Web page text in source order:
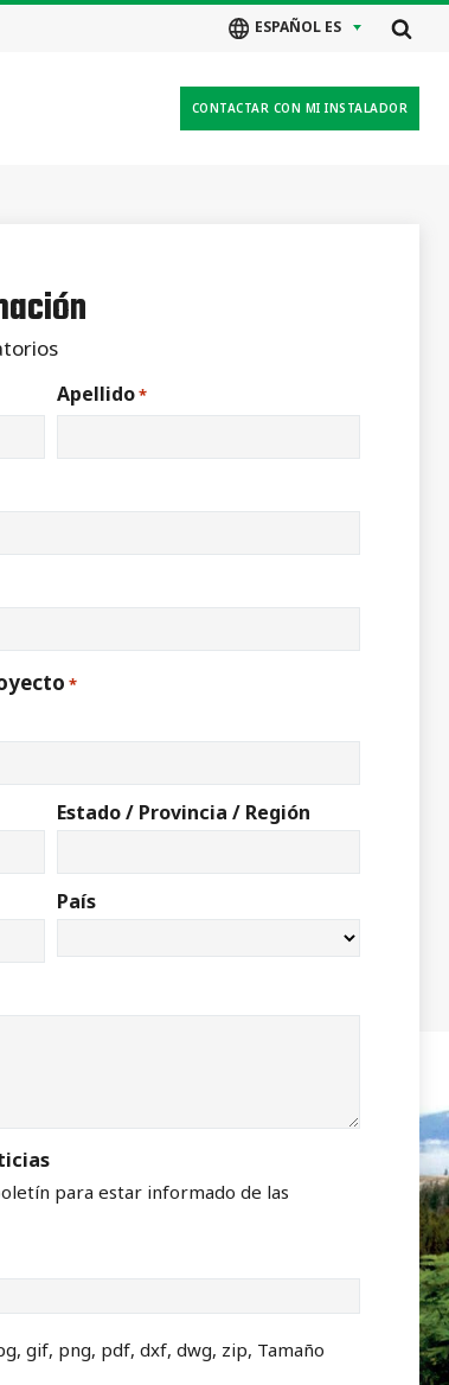
ESPAÑOL ES
CONTACTAR CON MI INSTALADOR
Apellido*
*
Estado / Provincia / Región
País
para estar informado de las
gif, png, pdf, dxf, dwg, zip, Tamaño